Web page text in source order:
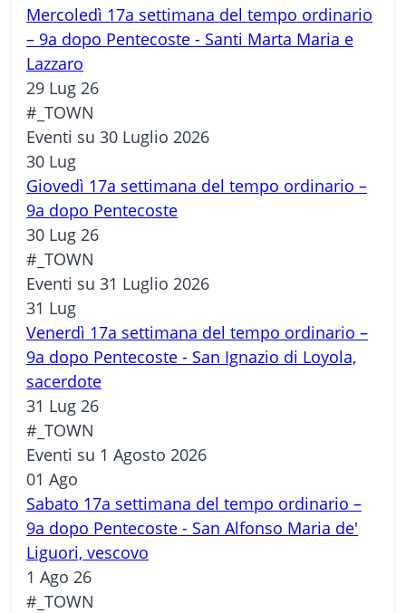
Mercoledì 17a settimana del tempo ordinario
– 9a dopo Pentecoste - Santi Marta Maria e
Lazzaro
29 Lug 26
#_TOWN
Eventi su 30 Luglio 2026
30 Lug
Giovedì 17a settimana del tempo ordinario –
9a dopo Pentecoste
30 Lug 26
#_TOWN
Eventi su 31 Luglio 2026
31 Lug
Venerdì 17a settimana del tempo ordinario –
9a dopo Pentecoste - San Ignazio di Loyola,
sacerdote
31 Lug 26
#_TOWN
Eventi su 1 Agosto 2026
01 Ago
Sabato 17a settimana del tempo ordinario –
9a dopo Pentecoste - San Alfonso Maria de'
Liguori, vescovo
1 Ago 26
#_TOWN